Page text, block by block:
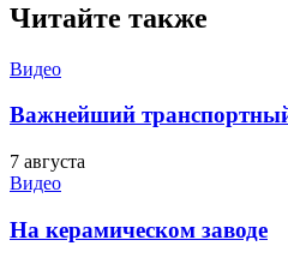
Читайте также
Видео
Важнейший
7 августа
Видео
На керамическом заводе